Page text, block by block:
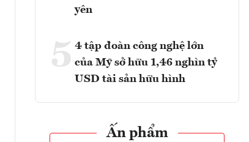
yên
5 4 tập đoàn công nghệ lớn
của Mỹ sở hữu 1,46 nghìn tỷ
USD tài sản hữu hình
Ấn phẩm